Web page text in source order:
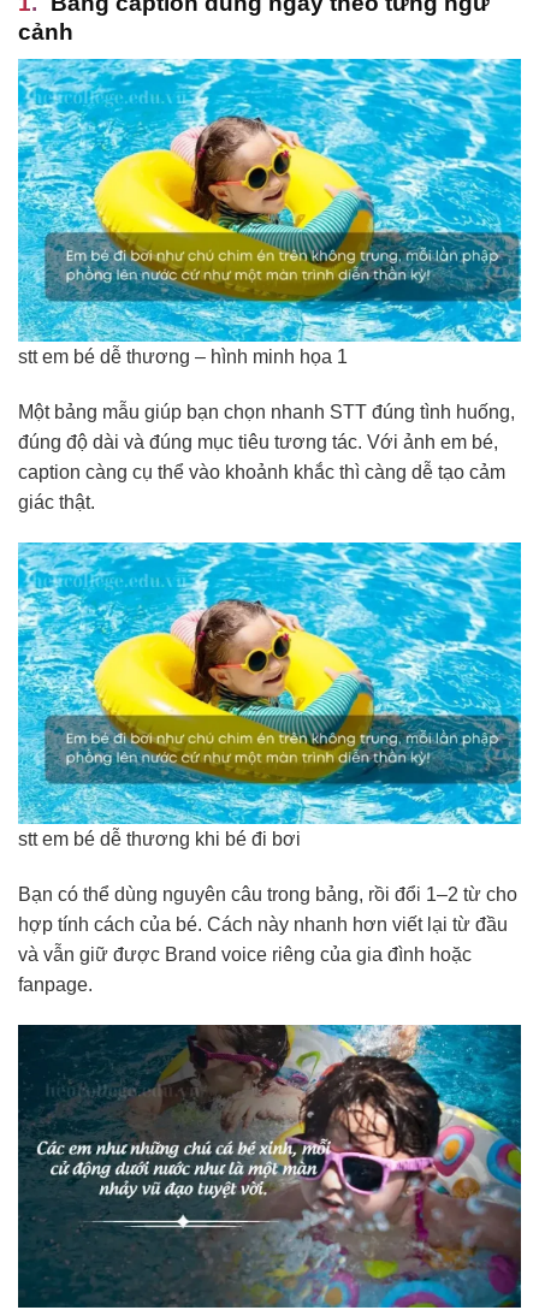
cảnh
stt em bé dễ thương – hình minh họa 1
Một bảng mẫu giúp bạn chọn nhanh STT đúng tình huống,
đúng độ dài và đúng mục tiêu tương tác. Với ảnh em bé,
caption càng cụ thể vào khoảnh khắc thì càng dễ tạo cảm
giác thật.
stt em bé dễ thương khi bé đi bơi
Bạn có thể dùng nguyên câu trong bảng, rồi đổi 1–2 từ cho
hợp tính cách của bé. Cách này nhanh hơn viết lại từ đầu
và vẫn giữ được Brand voice riêng của gia đình hoặc
fanpage.